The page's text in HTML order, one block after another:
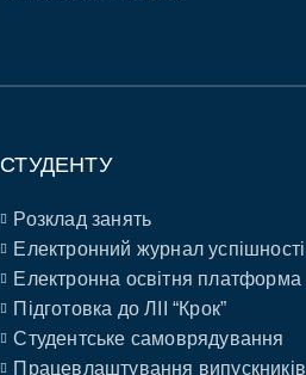
СТУДЕНТУ
Розклад занять
Електронний журнал успішності
Електронна освітня платформа
Підготовка до ЛІІ “Крок”
Студентське самоврядування
Працевлаштування випускників